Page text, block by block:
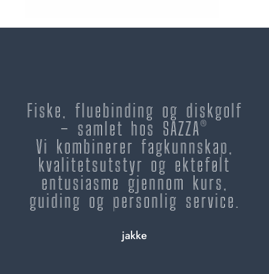
Fiske, fluebinding og diskgolf
– samlet hos SAZZA®
Vi kombinerer fagkunnskap,
kvalitetsutstyr og ektefølt
entusiasme gjennom kurs,
guiding og personlig service.
jakke